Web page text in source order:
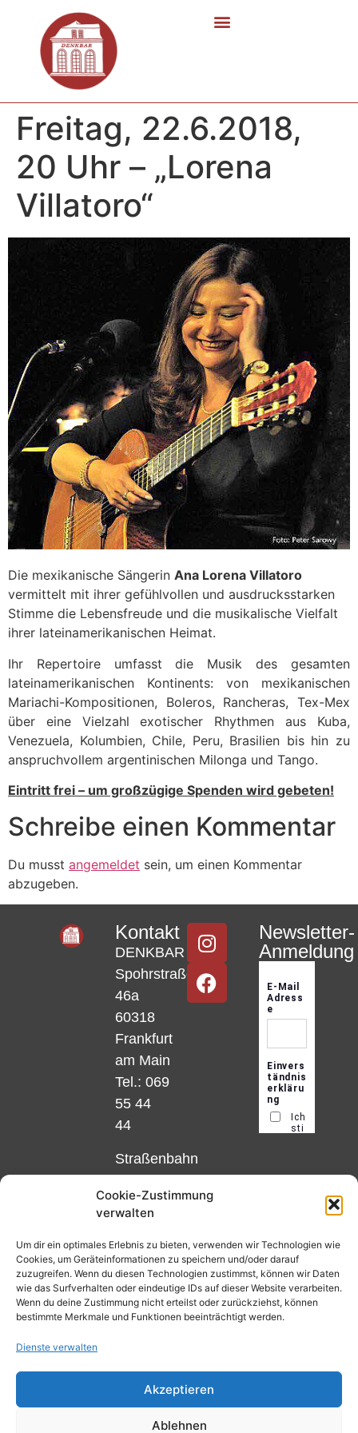
Cookie-Zustimmung
verwalten
Um dir ein optimales Erlebnis zu bieten, verwenden wir Technologien wie
Cookies, um Geräteinformationen zu speichern und/oder darauf
zuzugreifen. Wenn du diesen Technologien zustimmst, können wir Daten
wie das Surfverhalten oder eindeutige IDs auf dieser Website verarbeiten.
Wenn du deine Zustimmung nicht erteilst oder zurückziehst, können
bestimmte Merkmale und Funktionen beeinträchtigt werden.
Dienste verwalten
Akzeptieren
Ablehnen
Freitag, 22.6.2018,
20 Uhr – „Lorena
Villatoro“
Die mexikanische Sängerin Ana Lorena Villatoro
vermittelt mit ihrer gefühlvollen und ausdrucksstarken
Stimme die Lebensfreude und die musikalische Vielfalt
ihrer lateinamerikanischen Heimat.
Ihr Repertoire umfasst die Musik des gesamten
lateinamerikanischen Kontinents: von mexikanischen
Mariachi-Kompositionen, Boleros, Rancheras, Tex-Mex
über eine Vielzahl exotischer Rhythmen aus Kuba,
Venezuela, Kolumbien, Chile, Peru, Brasilien bis hin zu
anspruchvollem argentinischen Milonga und Tango.
Eintritt frei – um großzügige Spenden wird gebeten!
Schreibe einen Kommentar
Du musst angemeldet sein, um einen Kommentar
abzugeben.
Kontakt
DENKBAR
Spohrstraße
46a
60318
Frankfurt
am Main
Tel.: 069
55 44
44
Straßenbahn
Linie 18
und 12,
Haltestelle
Matthias-
Beltz-
Platz
oder
Haltestelle
Nibelungenplatz/FH
Newsletter-
Anmeldung